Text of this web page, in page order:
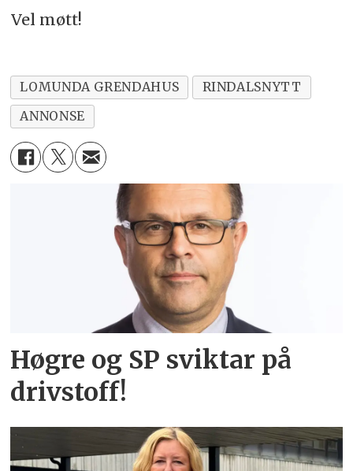
Vel møtt!
LOMUNDA GRENDAHUS
RINDALSNYTT
ANNONSE
Høgre og SP sviktar på
drivstoff!